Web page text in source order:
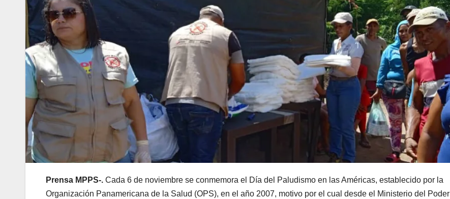
Prensa MPPS-. Cada 6 de noviembre se conmemora el Día del Paludismo en las Américas, establecido por la
Organización Panamericana de la Salud (OPS), en el año 2007, motivo por el cual desde el Ministerio del Poder